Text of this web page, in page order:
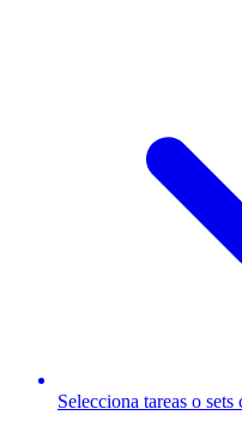
Selecciona tareas o sets